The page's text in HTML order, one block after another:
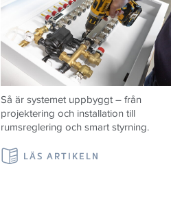
Så är systemet uppbyggt – från
projektering och installation till
rumsreglering och smart styrning.
LÄS ARTIKELN